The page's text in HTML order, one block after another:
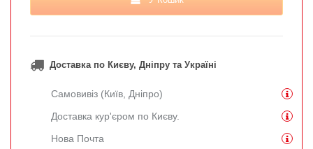
Доставка по Києву, Дніпру та Україні
Самовивіз (Київ, Дніпро)
Доставка кур'єром по Києву.
Нова Почта